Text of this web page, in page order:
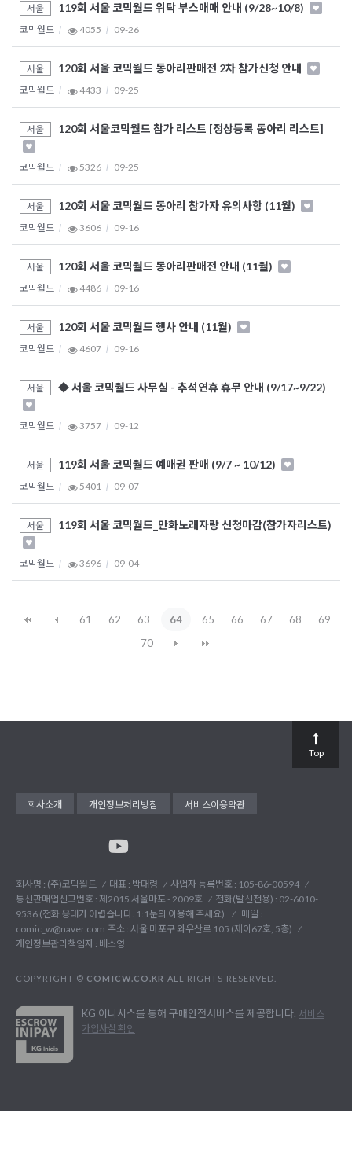
서울 119회 서울 코믹월드 위탁 부스매매 안내 (9/28~10/8)
코믹월드 4055 09-26
서울 120회 서울 코믹월드 동아리판매전 2차 참가신청 안내
코믹월드 4433 09-25
서울 120회 서울코믹월드 참가 리스트 [정상등록 동아리 리스트]
코믹월드 5326 09-25
서울 120회 서울 코믹월드 동아리 참가자 유의사항 (11월)
코믹월드 3606 09-16
서울 120회 서울 코믹월드 동아리판매전 안내 (11월)
코믹월드 4486 09-16
서울 120회 서울 코믹월드 행사 안내 (11월)
코믹월드 4607 09-16
서울 ◆ 서울 코믹월드 사무실 - 추석연휴 휴무 안내 (9/17~9/22)
코믹월드 3757 09-12
서울 119회 서울 코믹월드 예매권 판매 (9/7 ~ 10/12)
코믹월드 5401 09-07
서울 119회 서울 코믹월드_만화노래자랑 신청마감(참가자리스트)
코믹월드 3696 09-04
61 62 63 64 65 66 67 68
69
70
회사소개 개인정보처리방침 서비스이용약관
회사명 : (주)코믹월드 대표 : 박대령
사업자 등록번호 : 105-86-00594
통신판매업신고번호 : 제2015 서울마포 - 2009호
전화(발신전용) : 02-6010-
9536 (전화 응대가 어렵습니다. 1:1문의 이용해 주세요)
메일 :
comic_w@naver.com 주소 : 서울 마포구 와우산로 105 (제이67호, 5층)
개인정보관리책임자 : 배소영
COPYRIGHT © COMICW.CO.KR ALL RIGHTS RESERVED.
KG 이니시스를 통해 구매안전서비스를 제공합니다. 서비스
가입사실 확인
Top